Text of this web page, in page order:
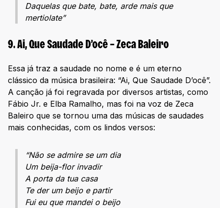
Daquelas que bate, bate, arde mais que
mertiolate”
9. Ai, Que Saudade D’ocê – Zeca Baleiro
Essa já traz a saudade no nome e é um eterno
clássico da música brasileira: “Ai, Que Saudade D’ocê”.
A canção já foi regravada por diversos artistas, como
Fábio Jr. e Elba Ramalho, mas foi na voz de Zeca
Baleiro que se tornou uma das músicas de saudades
mais conhecidas, com os lindos versos:
“Não se admire se um dia
Um beija-flor invadir
A porta da tua casa
Te der um beijo e partir
Fui eu que mandei o beijo